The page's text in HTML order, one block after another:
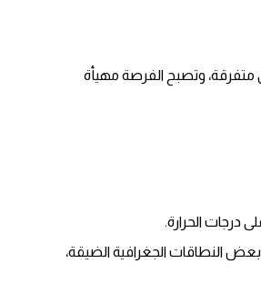
متفرقة، وتصبح الفرصة مهيأة
درجات الحرارة.
النطاقات الجغرافية الضيقة،